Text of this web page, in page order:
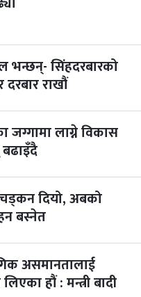
भन्छन्- सिंहदरबारको
राखौं
जग्गामा लाग्ने विकास
दियो, अबको
बस्नेत
असमानतालाई
हौं : मन्त्री बादी